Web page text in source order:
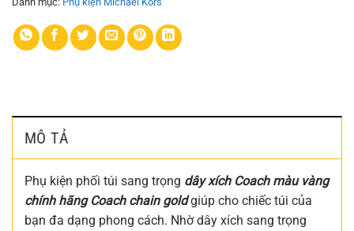
MÔ TẢ
Phụ kiện phối túi sang trọng dây xích Coach màu vàng
chính hãng Coach chain goldgiúp cho chiếc túi của
bạn đa dạng phong cách. Nhờ dây xích sang trọng